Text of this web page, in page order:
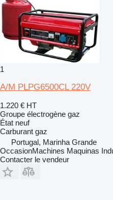
1
A/M PLPG6500CL 220V
1.220 € HT
Groupe électrogène gaz
État neuf
Carburant gaz
Portugal, Marinha Grande
OccasionMachines Maquinas
Contacter le vendeur